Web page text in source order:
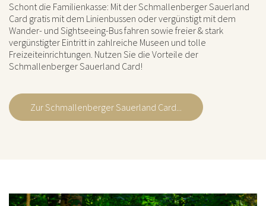
Schont die Familienkasse: Mit der Schmallenberger Sauerland
Card gratis mit dem Linienbussen oder vergünstigt mit dem
Wander- und Sightseeing-Bus fahren sowie freier & stark
vergünstigter Eintritt in zahlreiche Museen und tolle
Freizeiteinrichtungen. Nutzen Sie die Vorteile der
Schmallenberger Sauerland Card!
Zur Schmallenberger Sauerland Card...